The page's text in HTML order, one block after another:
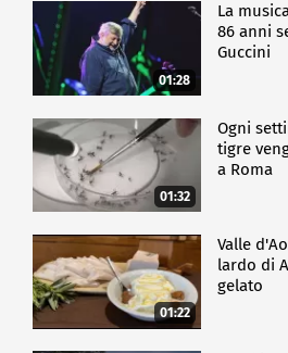
01:28
La
86 anni
Guccini
01:32
Ogni
tigre
a Roma
01:22
Valle
lardo di
gelato